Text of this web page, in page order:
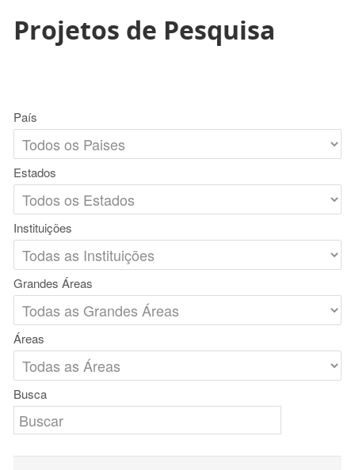
Projetos de Pesquisa
País
Estados
Instituições
Grandes Áreas
Áreas
Busca